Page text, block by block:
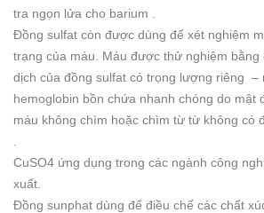
tra ngọn lửa cho barium .
Đồng sulfat còn được dùng để xét nghiệm
trạng của máu. Máu được thử nghiệm bằng
dịch của đồng sulfat có trọng lượng riêng –
hemoglobin bồn chứa nhanh chóng do mật
máu không chìm hoặc chìm từ từ không có
CuSO4 ứng dụng trong các ngành công
xuất.
Đồng sunphat dùng để điều chế các chất